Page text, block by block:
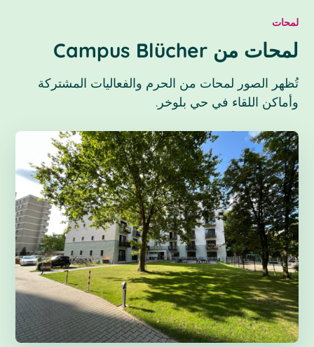
لمحات
لمحات من Campus Blücher
تُظهر الصور لمحات من الحرم والفعاليات المشتركة
وأماكن اللقاء في حي بلوخر.